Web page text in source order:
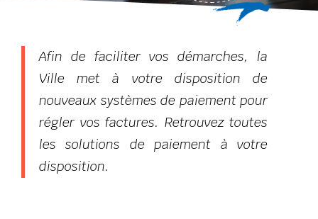
Afin de faciliter vos démarches, la
Ville met à votre disposition de
nouveaux systèmes de paiement pour
régler vos factures. Retrouvez toutes
les solutions de paiement à votre
disposition.